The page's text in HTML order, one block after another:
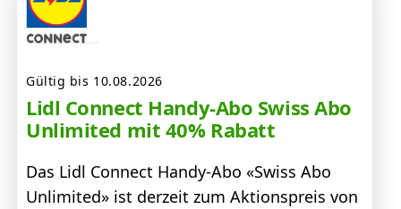
Gültig bis 10.08.2026
Lidl Connect Handy-Abo Swiss Abo
Unlimited mit 40% Rabatt
Das Lidl Connect Handy-Abo «Swiss Abo
Unlimited» ist derzeit zum Aktionspreis von